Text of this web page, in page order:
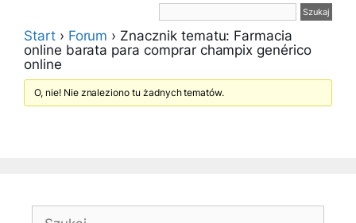
Start › Forum › Znacznik tematu: Farmacia
online barata para comprar champix genérico
online
O, nie! Nie znaleziono tu żadnych tematów.
Szukaj: